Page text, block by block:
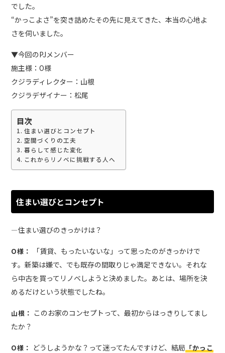
でした。
“かっこよさ”を突き詰めたその先に見えてきた、本当の心地よ
さを伺いました。
▼今回のPJメンバー
施主様：O様
クジラディレクター：山根
クジラデザイナー：松尾
目次
住まい選びとコンセプト
空間づくりの工夫
暮らして感じた変化
これからリノベに挑戦する人へ
住まい選びとコンセプト
―住まい選びのきっかけは？
O様：
「賃貸、もったいないな」って思ったのがきっかけで
す。新築は嫌で、でも既存の間取りじゃ満足できない。それな
ら中古を買ってリノベしようと決めました。あとは、場所を決
めるだけという状態でしたね。
山根： このお家のコンセプトって、最初からはっきりしてまし
たか？
O様： どうしようかな？って迷ってたんですけど、結局 「かっこ